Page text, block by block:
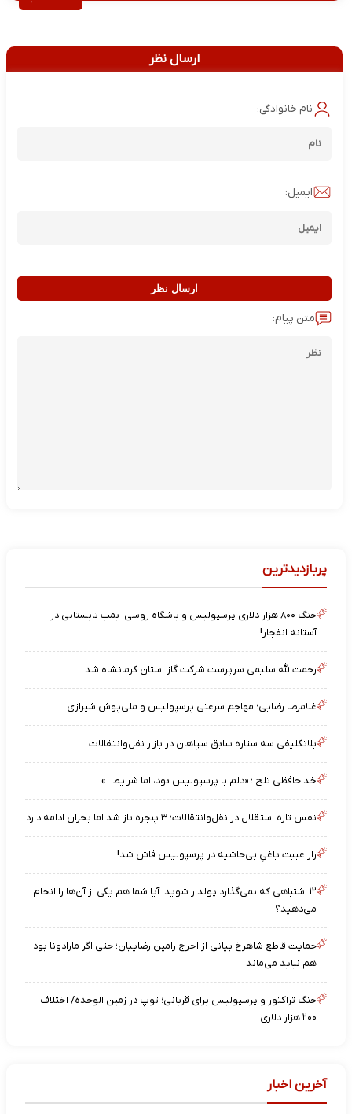
ارسال نظر
نام خانوادگی:
ایمیل:
ارسال نظر
متن پیام:
پربازدیدترین
جنگ ۸۰۰ هزار دلاری پرسپولیس و باشگاه روسی؛ بمب تابستانی در
آستانه انفجار!
رحمت‌الله سلیمی سرپرست شرکت گاز استان کرمانشاه شد
غلامرضا رضایی؛ مهاجم سرعتی پرسپولیس و ملی‌پوش شیرازی
بلاتکلیفی سه ستاره سابق سپاهان در بازار نقل‌وانتقالات
خداحافظی تلخ ؛ «دلم با پرسپولیس بود، اما شرایط…»
نفس تازه استقلال در نقل‌وانتقالات؛ ۳ پنجره باز شد اما بحران ادامه دارد
راز غیبت یاغیِ بی‌حاشیه در پرسپولیس فاش شد!
۱۲ اشتباهی که نمی‌گذارد پولدار شوید؛ آیا شما هم یکی از آن‌ها را انجام
می‌دهید؟
حمایت قاطع شاهرخ بیانی از اخراج رامین رضاییان؛ حتی اگر مارادونا بود
هم نباید می‌ماند
جنگ تراکتور و پرسپولیس برای قربانی؛ توپ در زمین الوحده/ اختلاف
۲۰۰ هزار دلاری
آخرین اخبار